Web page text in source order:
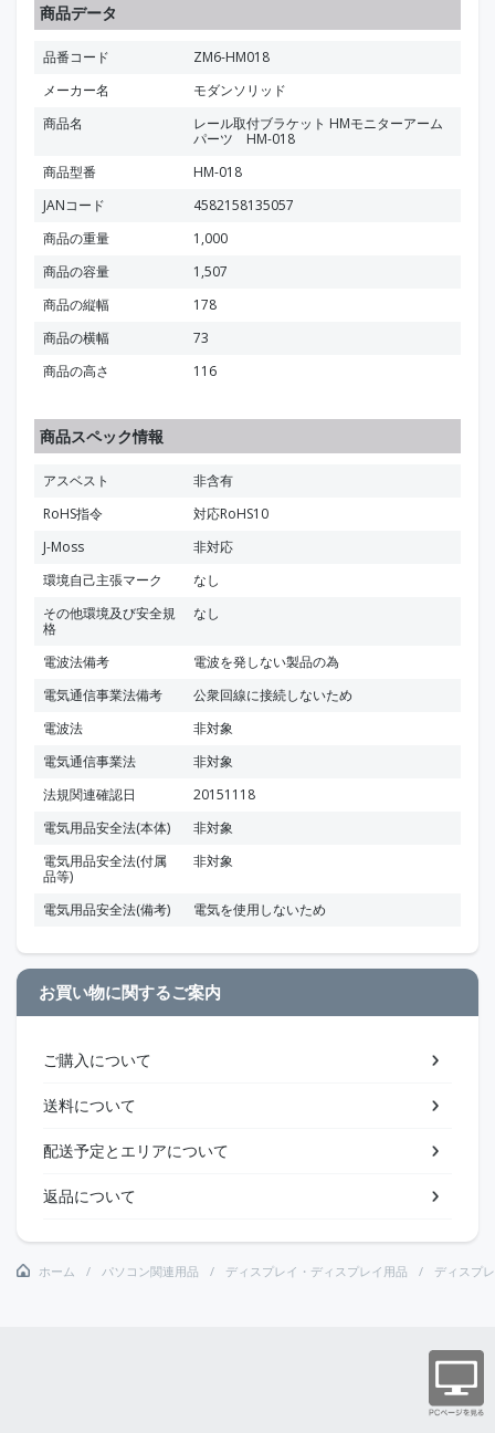
商品データ
品番コード
ZM6-HM018
メーカー名
モダンソリッド
商品名
レール取付ブラケット HMモニターアーム
パーツ HM-018
商品型番
HM-018
JANコード
4582158135057
商品の重量
1,000
商品の容量
1,507
商品の縦幅
178
商品の横幅
73
商品の高さ
116
商品スペック情報
アスベスト
非含有
RoHS指令
対応RoHS10
J-Moss
非対応
環境自己主張マーク
なし
その他環境及び安全規
格
なし
電波法備考
電波を発しない製品の為
電気通信事業法備考
公衆回線に接続しないため
電波法
非対象
電気通信事業法
非対象
法規関連確認日
20151118
電気用品安全法(本体)
非対象
電気用品安全法(付属
品等)
非対象
電気用品安全法(備考) 電気を使用しないため
お買い物に関するご案内
ご購入について
送料について
配送予定とエリアについて
返品について
ホーム パソコン関連用品 ディスプレイ・ディスプレイ用品 ディスプ